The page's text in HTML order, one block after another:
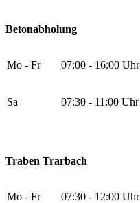
Betonabholung
Mo - Fr 07:00 - 16:00 Uhr
Sa 07:30 - 11:00 Uhr
Traben Trarbach
Mo - Fr 07:30 - 12:00 Uhr